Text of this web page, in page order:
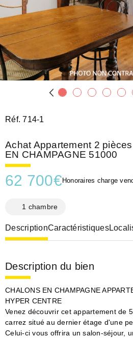
Réf. 714-1
Achat Appartement 2
EN CHAMPAGNE 51000
62 700€ Honoraires charge
1 chambre
DescriptionCaractéristiques
Description du bien
CHALONS EN CHAMPAGNE
HYPER CENTRE
Venez découvrir cet appartement de
carrez situé au dernier étage d'une
Celui-ci vous offrira un salon-séjour,